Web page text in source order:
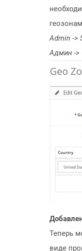
Admin ->
Админ ->
Теперь
виде